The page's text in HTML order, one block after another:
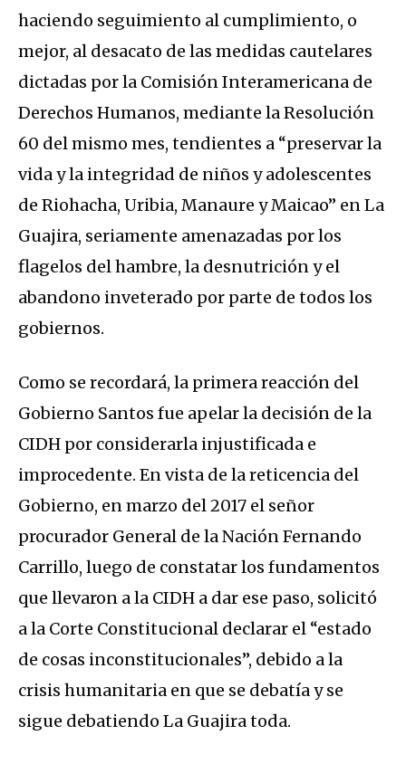
haciendo seguimiento al cumplimiento, o
mejor, al desacato de las medidas cautelares
dictadas por la Comisión Interamericana de
Derechos Humanos, mediante la Resolución
60 del mismo mes, tendientes a “preservar la
vida y la integridad de niños y adolescentes
de Riohacha, Uribia, Manaure y Maicao” en La
Guajira, seriamente amenazadas por los
flagelos del hambre, la desnutrición y el
abandono inveterado por parte de todos los
gobiernos.
Como se recordará, la primera reacción del
Gobierno Santos fue apelar la decisión de la
CIDH por considerarla injustificada e
improcedente. En vista de la reticencia del
Gobierno, en marzo del 2017 el señor
procurador General de la Nación Fernando
Carrillo, luego de constatar los fundamentos
que llevaron a la CIDH a dar ese paso, solicitó
a la Corte Constitucional declarar el “estado
de cosas inconstitucionales”, debido a la
crisis humanitaria en que se debatía y se
sigue debatiendo La Guajira toda.